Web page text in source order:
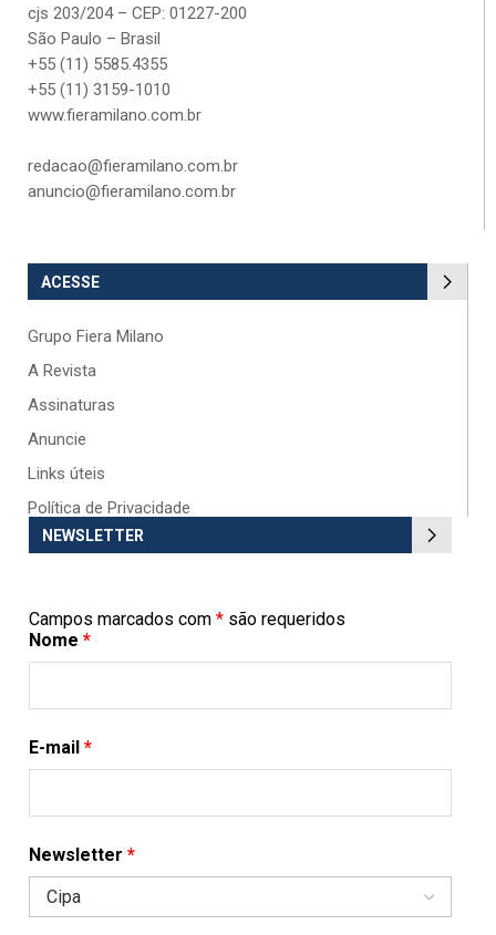
cjs 203/204 – CEP: 01227-200
São Paulo – Brasil
+55 (11) 5585.4355
+55 (11) 3159-1010
www.fieramilano.com.br
redacao@fieramilano.com.br
anuncio@fieramilano.com.br
ACESSE
Grupo Fiera Milano
A Revista
Assinaturas
Anuncie
Links úteis
Política de Privacidade
NEWSLETTER
Campos marcados com * são requeridos
Nome *
E-mail *
Newsletter *